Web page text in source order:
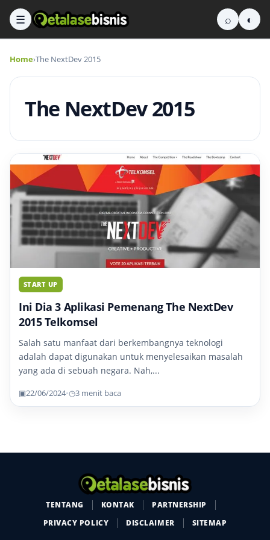
☰ ⌕ ◐
Home›The NextDev 2015
The NextDev 2015
START UP
Ini Dia 3 Aplikasi Pemenang The NextDev
2015 Telkomsel
Salah satu manfaat dari berkembangnya teknologi
adalah dapat digunakan untuk menyelesaikan masalah
yang ada di sebuah negara. Nah,...
▣22/06/2024•◷3 menit baca
TENTANG KONTAK
PARTNERSHIP
PRIVACY POLICY
DISCLAIMER SITEMAP